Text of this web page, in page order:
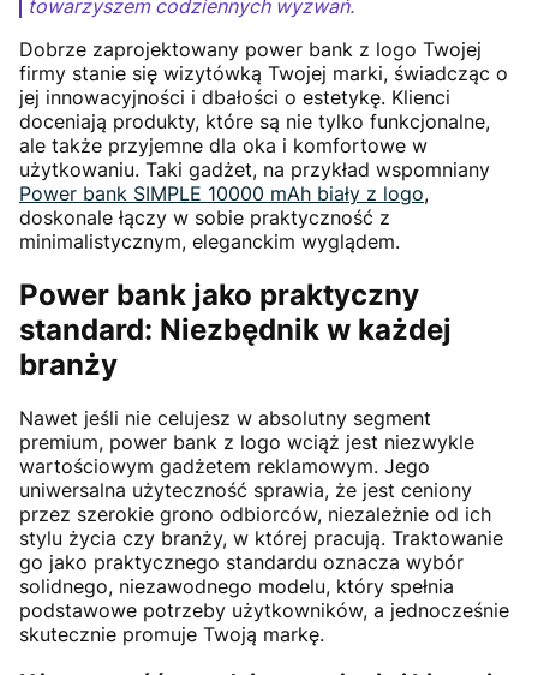
towarzyszem codziennych wyzwań.
Dobrze zaprojektowany power bank z logo Twojej
firmy stanie się wizytówką Twojej marki, świadcząc o
jej innowacyjności i dbałości o estetykę. Klienci
doceniają produkty, które są nie tylko funkcjonalne,
ale także przyjemne dla oka i komfortowe w
użytkowaniu. Taki gadżet, na przykład wspomniany
Power bank SIMPLE 10000 mAh biały z logo,
doskonale łączy w sobie praktyczność z
minimalistycznym, eleganckim wyglądem.
Power bank jako praktyczny
standard: Niezbędnik w każdej
branży
Nawet jeśli nie celujesz w absolutny segment
premium, power bank z logo wciąż jest niezwykle
wartościowym gadżetem reklamowym. Jego
uniwersalna użyteczność sprawia, że jest ceniony
przez szerokie grono odbiorców, niezależnie od ich
stylu życia czy branży, w której pracują. Traktowanie
go jako praktycznego standardu oznacza wybór
solidnego, niezawodnego modelu, który spełnia
podstawowe potrzeby użytkowników, a jednocześnie
skutecznie promuje Twoją markę.